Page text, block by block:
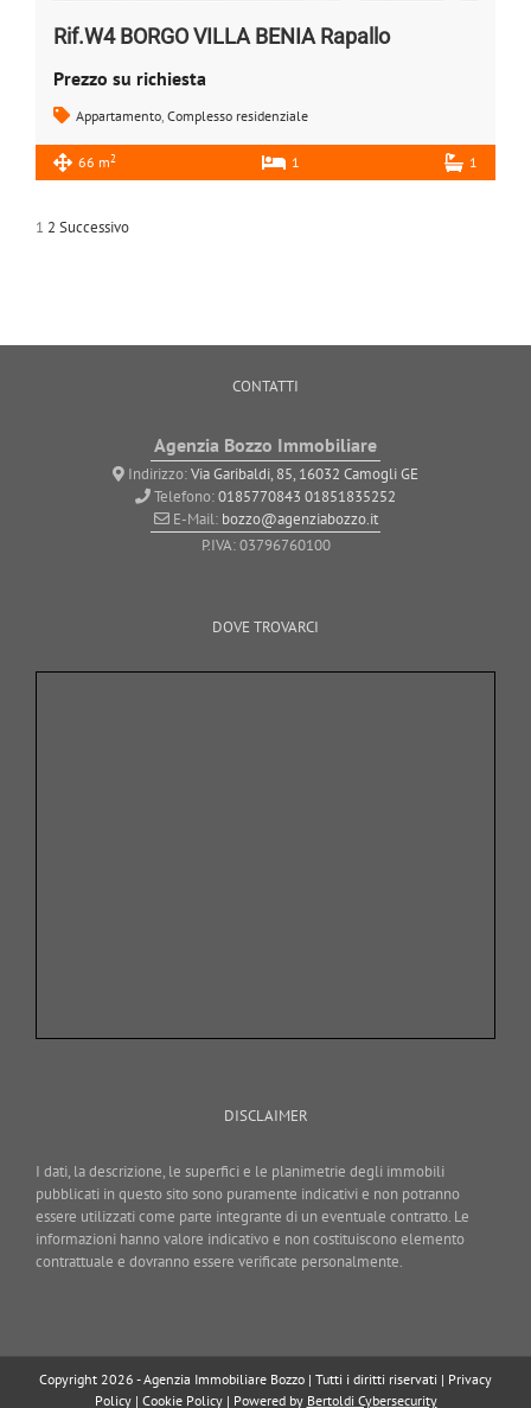
Rif.W4 BORGO VILLA BENIA Rapallo
Prezzo su richiesta
Appartamento, Complesso residenziale
66 m2 1 1
1 2 Successivo
CONTATTI
Agenzia Bozzo Immobiliare
Indirizzo:Via Garibaldi, 85, 16032 Camogli GE
Telefono:0185770843 01851835252
E-Mail: bozzo@agenziabozzo.it
P.IVA: 03796760100
DOVE TROVARCI
DISCLAIMER
I dati, la descrizione, le superfici e le planimetrie degli immobili
pubblicati in questo sito sono puramente indicativi e non potranno
essere utilizzati come parte integrante di un eventuale contratto. Le
informazioni hanno valore indicativo e non costituiscono elemento
contrattuale e dovranno essere verificate personalmente.
Copyright 2026 - Agenzia Immobiliare Bozzo | Tutti i diritti riservati | Privacy
Policy| Cookie Policy| Powered by Bertoldi Cybersecurity